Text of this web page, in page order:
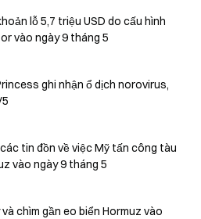
lỗ 5,7 triệu USD do cấu hình
vào ngày 9 tháng 5
ghi nhận ổ dịch norovirus,
tin đồn về việc Mỹ tấn công tàu
vào ngày 9 tháng 5
chìm gần eo biển Hormuz vào